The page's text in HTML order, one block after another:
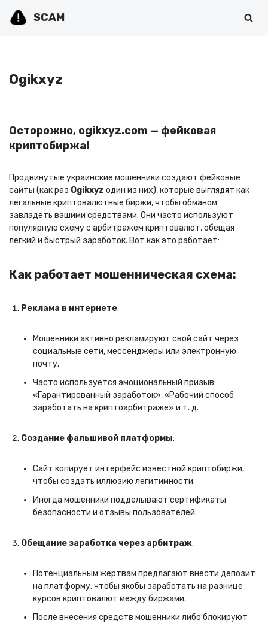
SCAM
Ogikxyz
Осторожно, ogikxyz.com — фейковая
криптобиржа!
Продвинутые украинские мошенники создают фейковые
сайты (как раз Ogikxyz один из них), которые выглядят как
легальные криптовалютные биржи, чтобы обманом
завладеть вашими средствами. Они часто используют
популярную схему с арбитражем криптовалют, обещая
легкий и быстрый заработок. Вот как это работает:
Как работает мошенническая схема:
Реклама в интернете:
Мошенники активно рекламируют свой сайт через
социальные сети, мессенджеры или электронную
почту.
Часто используется эмоциональный призыв:
«Гарантированный заработок», «Рабочий способ
заработать на криптоарбитраже» и т. д.
Создание фальшивой платформы:
Сайт копирует интерфейс известной криптобиржи,
чтобы создать иллюзию легитимности.
Иногда мошенники подделывают сертификаты
безопасности и отзывы пользователей.
Обещание заработка через арбитраж:
Потенциальным жертвам предлагают внести депозит
на платформу, чтобы якобы заработать на разнице
курсов криптовалют между биржами.
После внесения средств мошенники либо блокируют